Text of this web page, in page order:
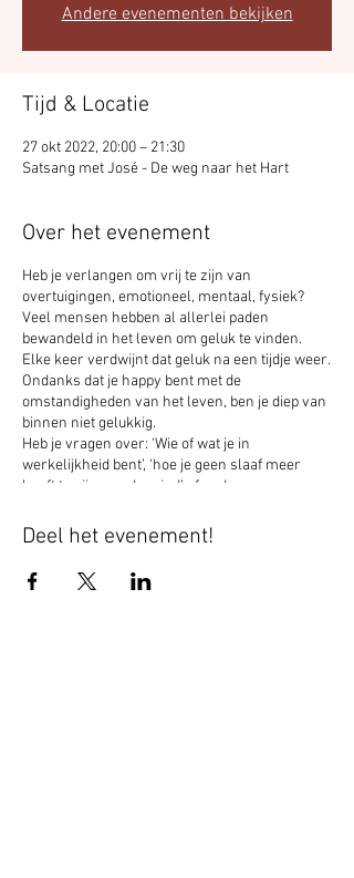
Andere evenementen bekijken
Tijd & Locatie
27 okt 2022, 20:00 – 21:30
Satsang met José - De weg naar het Hart
Over het evenement
Heb je verlangen om vrij te zijn van
overtuigingen, emotioneel, mentaal, fysiek?
Veel mensen hebben al allerlei paden
bewandeld in het leven om geluk te vinden.
Elke keer verdwijnt dat geluk na een tijdje weer.
Ondanks dat je happy bent met de
omstandigheden van het leven, ben je diep van
binnen niet gelukkig.
Heb je vragen over: ‘Wie of wat je in
werkelijkheid bent’, ‘hoe je geen slaaf meer
hoeft te zijn van de mind’ of andere vragen over
je iets delen wat je ervaren hebt, kom dan naar
de Satsangs via Zoom.
Deel het evenement!